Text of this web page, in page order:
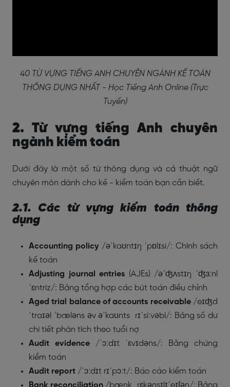
40 TỪ VỰNG TIẾNG ANH CHUYÊN NGÀNH KẾ TOÁN
THÔNG DỤNG NHẤT - Học Tiếng Anh Online (Trực
Tuyến)
2. Từ vựng tiếng Anh chuyên
ngành kiểm toán
Dưới đây là một số từ thông dụng và cả thuật ngữ
chuyên môn dành cho kế - kiểm toán bạn cần biết.
2.1. Các từ vựng kiểm toán thông
dụng
Accounting policy /əˈkaʊntɪŋ ˈpɒlɪsi/: Chính sách
kế toán
Adjusting journal entries (AJEs) /əˈʤʌstɪŋ ˈʤɜːnl
ˈɛntriz/: Bảng tổng hợp các bút toán điều chỉnh
Aged trial balance of accounts receivable/eɪʤd
ˈtraɪəl ˈbæləns əv əˈkaʊnts rɪˈsiːvəbl/: Bảng số dư
chi tiết phân tích theo tuổi nợ
Audit evidence
/ˈɔːdɪt ˈɛvɪdəns/: Bằng chứng
kiểm toán
Audit report /ˈɔːdɪt rɪˈpɔːt/: Báo cáo kiểm toán
Bank reconciliation /bæŋk ˌrɛkənsɪlɪˈeɪʃən/: Bảng